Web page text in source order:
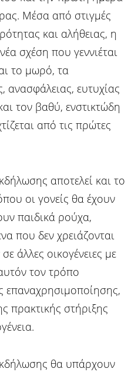
Μέσα από στιγμές
και αλήθειας, η
σχέση που γεννιέται
το μωρό, τα
ανασφάλειας, ευτυχίας
τον βαθύ, ενστικτώδη
από τις πρώτες
αποτελεί και το
οι γονείς θα έχουν
παιδικά ρούχα,
που δεν χρειάζονται
άλλες οικογένειες με
τον τρόπο
επαναχρησιμοποίησης,
πρακτικής στήριξης
θα υπάρχουν